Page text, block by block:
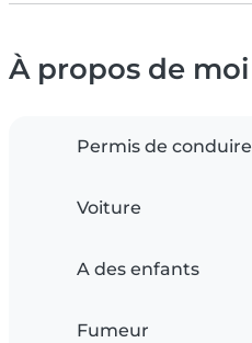
À propos de moi
Permis de conduire
Voiture
A des enfants
Fumeur